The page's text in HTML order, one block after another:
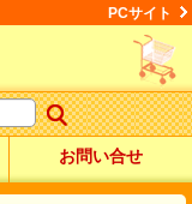
PCサイト
お問い合せ